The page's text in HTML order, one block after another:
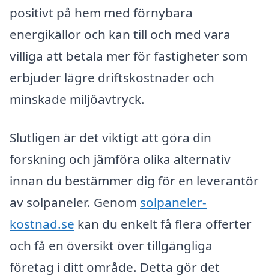
positivt på hem med förnybara
energikällor och kan till och med vara
villiga att betala mer för fastigheter som
erbjuder lägre driftskostnader och
minskade miljöavtryck.
Slutligen är det viktigt att göra din
forskning och jämföra olika alternativ
innan du bestämmer dig för en leverantör
av solpaneler. Genom solpaneler-
kostnad.se kan du enkelt få flera offerter
och få en översikt över tillgängliga
företag i ditt område. Detta gör det